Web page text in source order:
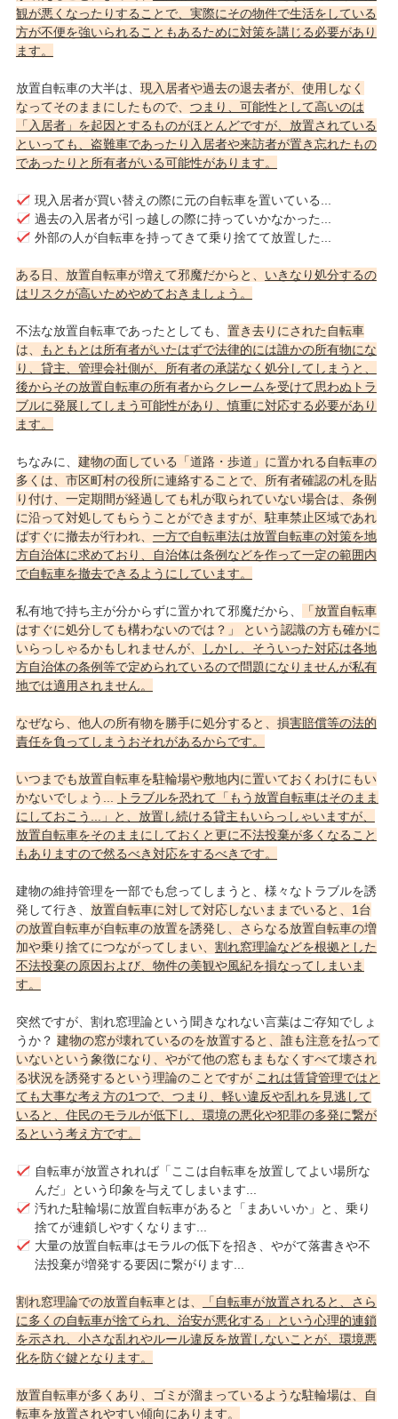
観が悪くなったりすることで、実際にその物件で生活をしている
方が不便を強いられることもあるために対策を講じる必要があり
ます。
放置自転車の大半は、 現入居者や過去の退去者が、使用しなく
なってそのままにしたもので、 つまり、可能性として高いのは
「入居者」を起因とするものがほとんどですが、放置されている
といっても、盗難車であったり入居者や来訪者が置き忘れたもの
であったりと所有者がいる可能性があります。
現入居者が買い替えの際に元の自転車を置いている...
過去の入居者が引っ越しの際に持っていかなかった...
外部の人が自転車を持ってきて乗り捨てて放置した...
ある日、放置自転車が増えて邪魔だからと、 いきなり処分するの
はリスクが高いためやめておきましょう。
不法な放置自転車であったとしても、 置き去りにされた自転車
は、
もともとは所有者がいたはずで法律的には誰かの所有物にな
り、貸主、管理会社側が、所有者の承諾なく処分してしまうと、
後からその放置自転車の所有者からクレームを受けて思わぬトラ
ブルに発展してしまう可能性があり、慎重に対応する必要があり
ます。
ちなみに、 建物の面している「道路・歩道」に置かれる自転車の
多くは、市区町村の役所に連絡することで、所有者確認の札を貼
り付け、一定期間が経過しても札が取られていない場合は、条例
に沿って対処してもらうことができますが、駐車禁止区域であれ
ばすぐに撤去が行われ、 一方で自転車法は放置自転車の対策を地
方自治体に求めており、自治体は条例などを作って一定の範囲内
で自転車を撤去できるようにしています。
私有地で持ち主が分からずに置かれて邪魔だから、
「放置自転車
はすぐに処分しても構わないのでは？」 という認識の方も確かに
いらっしゃるかもしれませんが、
しかし、そういった対応は各地
方自治体の条例等で定められているので問題になりませんが私有
地では適用されません。
なぜなら、他人の所有物を勝手に処分すると、損害賠償等の法的
責任を負ってしまうおそれがあるからです。
いつまでも放置自転車を駐輪場や敷地内に置いておくわけにもい
かないでしょう...
トラブルを恐れて「もう放置自転車はそのまま
にしておこう...」と、放置し続ける貸主もいらっしゃいますが、
放置自転車をそのままにしておくと更に不法投棄が多くなること
もありますので然るべき対応をするべきです。
建物の維持管理を一部でも怠ってしまうと、様々なトラブルを誘
発して行き、 放置自転車に対して対応しないままでいると、1台
の放置自転車が自転車の放置を誘発し、さらなる放置自転車の増
加や乗り捨てにつながってしまい、 割れ窓理論などを根拠とした
不法投棄の原因および、物件の美観や風紀を損なってしまいま
す。
突然ですが、割れ窓理論という聞きなれない言葉はご存知でしょ
うか？ 建物の窓が壊れているのを放置すると、誰も注意を払って
いないという象徴になり、やがて他の窓もまもなくすべて壊され
る状況を誘発するという理論のことですが これは賃貸管理ではと
ても大事な考え方の1つで、つまり、軽い違反や乱れを見逃して
いると、住民のモラルが低下し、環境の悪化や犯罪の多発に繋が
るという考え方です。
自転車が放置されれば「ここは自転車を放置してよい場所な
んだ」という印象を与えてしまいます...
汚れた駐輪場に放置自転車があると「まあいいか」と、乗り
捨てが連鎖しやすくなります...
大量の放置自転車はモラルの低下を招き、やがて落書きや不
法投棄が増発する要因に繋がります...
割れ窓理論での放置自転車とは、
「自転車が放置されると、さら
に多くの自転車が捨てられ、治安が悪化する」という心理的連鎖
を示され、小さな乱れやルール違反を放置しないことが、環境悪
化を防ぐ鍵となります。
放置自転車が多くあり、ゴミが溜まっているような駐輪場は、自
転車を放置されやすい傾向にあります。